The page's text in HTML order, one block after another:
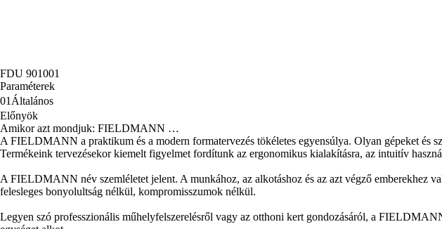
FDU 901001
Paraméterek
01 Általános
Előnyök
Amikor azt mondjuk: FIELDMANN …
A FIELDMANN a praktikum és a modern formatervezés tökéletes egyensúlya. Olyan gépeket és
Termékeink tervezésekor kiemelt figyelmet fordítunk az ergonomikus kialakításra, az intuitív
A FIELDMANN név szemléletet jelent. A munkához, az alkotáshoz és az azt végző emberekhez
felesleges bonyolultság nélkül, kompromisszumok nélkül.
Legyen szó professzionális műhelyfelszerelésről vagy az otthoni kert gondozásáról, a